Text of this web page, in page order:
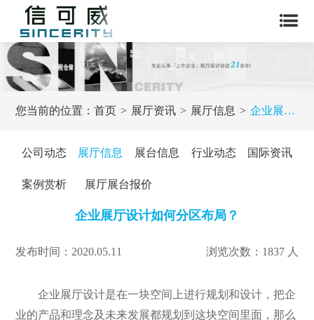
您当前的位置：首页 展厅资讯 展厅信息 企业展厅设计如何分区布局？
公司动态 展厅信息 展台信息 行业动态 国际资讯
案例赏析 展厅展台报价
企业展厅设计如何分区布局？
发布时间：2020.05.11 浏览次数：1837 人
企业展厅设计是在一块空间上进行规划和设计，把企
业的产品和理念及未来发展都规划到这块空间里面，那么